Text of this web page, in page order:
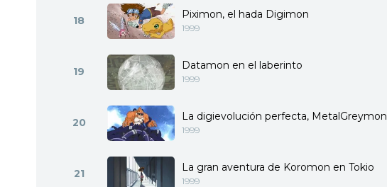
18 Piximon, el hada Digimon
1999
19 Datamon en el laberinto
1999
20 La digievolución perfecta, MetalGreymon
1999
21 La gran aventura de Koromon en Tokio
1999